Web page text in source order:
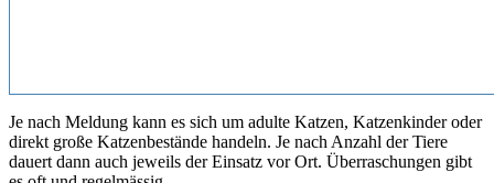
Je nach Meldung kann es sich um adulte Katzen, Katzenkinder oder
direkt große Katzenbestände handeln. Je nach Anzahl der Tiere
dauert dann auch jeweils der Einsatz vor Ort. Überraschungen gibt